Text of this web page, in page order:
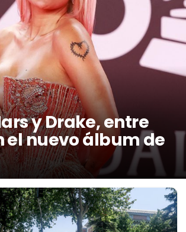
y Drake, entre
el nuevo álbum de